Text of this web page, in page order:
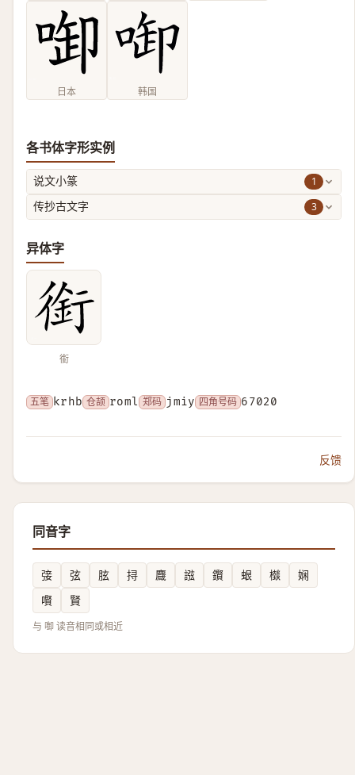
日本 韩国
各书体字形实例
说文小篆 1
传抄古文字 3
异体字
銜
五笔 krhb 仓颉 roml 郑码 jmiy 四角号码 67020
反馈
同音字
㢺 弦 胘 挦 麙 誸 鑦 蛝 㰊
娴
㘋
賢
与 啣 读音相同或相近